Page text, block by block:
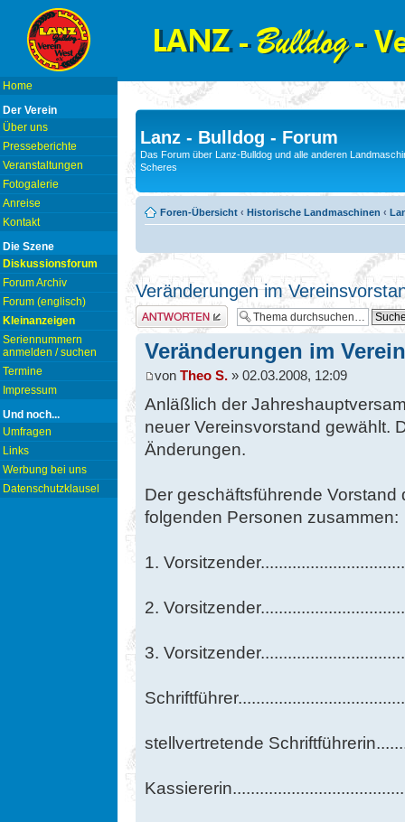
Home
Der Verein
Über uns
Presseberichte
Veranstaltungen
Fotogalerie
Anreise
Kontakt
Die Szene
Diskussionsforum
Forum Archiv
Forum (englisch)
Kleinanzeigen
Seriennummern
anmelden / suchen
Termine
Impressum
Und noch...
Umfragen
Links
Werbung bei uns
Datenschutzklausel
Lanz - Bulldog - Forum
Das Forum über Lanz-Bulldog und alle anderen
Scheres
Foren-Übersicht ‹ Historische Landmaschinen ‹
Veränderungen im
Antwort erstellen
Veränderungen im
von Theo S. » 02.03.2008, 12:09
Anläßlich der
neuer Vereinsvorstand gewählt.
Änderungen.
Der geschäftsführende
folgenden Personen zusammen:
1.
2.
3.
stellvertretende